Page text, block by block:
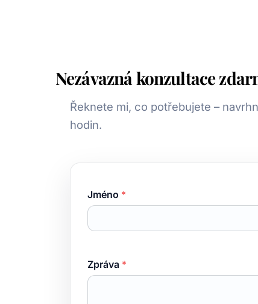
Nezávazná konzultace
Řeknete mi, co potřebujete –
hodin.
Jméno *
Zpráva *